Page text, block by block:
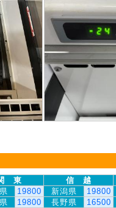
東 信 越
19800 新潟県 19800
19800 長野県 16500